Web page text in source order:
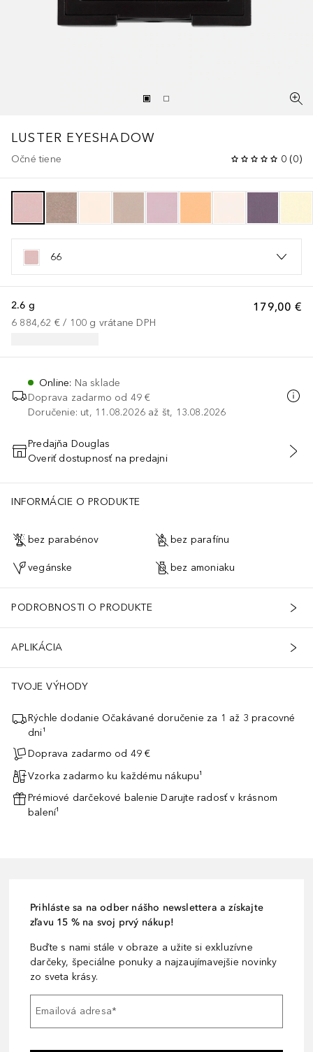
LUSTER EYESHADOW
Očné tiene 0 (0)
66
179,00 €
2.6 g
6 884,62 € / 100 g vrátane DPH
Online: Na sklade
Doprava zadarmo od 49 €
Doručenie: ut, 11.08.2026 až št, 13.08.2026
PRIDAŤ DO KOŠÍKA
Predajňa Douglas
Overiť dostupnosť na predajni
INFORMÁCIE O PRODUKTE
bez parabénov bez parafínu
vegánske bez amoniaku
PODROBNOSTI O PRODUKTE
APLIKÁCIA
TVOJE VÝHODY
Rýchle dodanie Očakávané doručenie za 1 až 3 pracovné
dni¹
Doprava zadarmo od 49 €
Vzorka zadarmo ku každému nákupu¹
Prémiové darčekové balenie Darujte radosť v krásnom
balení¹
Prihláste sa na odber nášho newslettera a získajte
zľavu 15 % na svoj prvý nákup!
Buďte s nami stále v obraze a užite si exkluzívne
darčeky, špeciálne ponuky a najzaujímavejšie novinky
zo sveta krásy.
Emailová adresa*